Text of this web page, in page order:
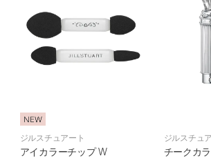
スポンジ/パフ/その
ブロッティングペーパ
アイラッシュカーラー
ジルスチュアート
アイカラーチップ W
ジルスチュ
チークカ